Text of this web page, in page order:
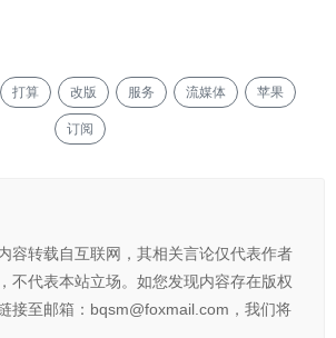
打算 改版 服务 流媒体 苹果
订阅
容转载自互联网，其相关言论仅代表作者
不代表本站立场。如您发现内容存在版权
接至邮箱：bqsm@foxmail.com，我们将